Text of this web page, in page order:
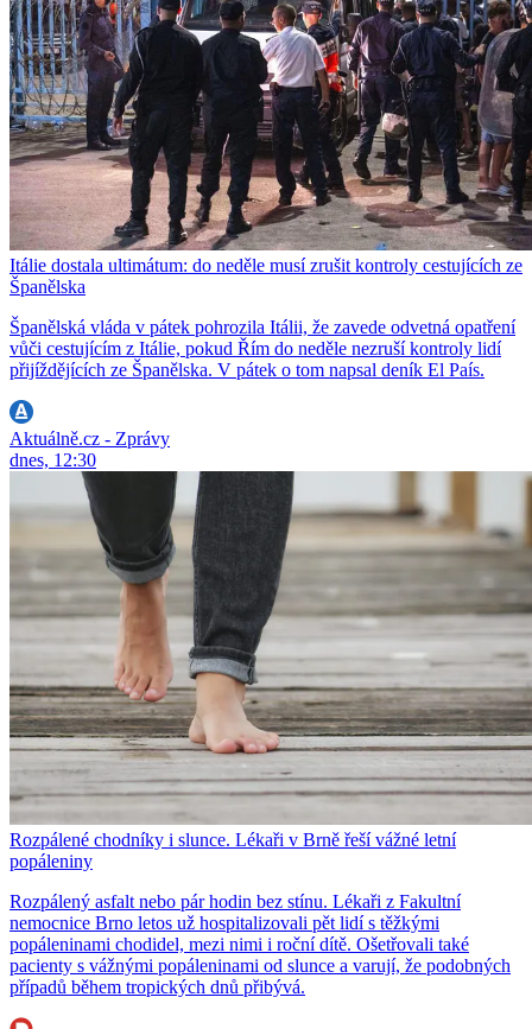
Itálie dostala ultimátum: do neděle musí zrušit kontroly cestujících ze
Španělska
Španělská vláda v pátek pohrozila Itálii, že zavede odvetná opatření
vůči cestujícím z Itálie, pokud Řím do neděle nezruší kontroly lidí
přijíždějících ze Španělska. V pátek o tom napsal deník El País.
Aktuálně.cz - Zprávy
dnes, 12:30
Rozpálené chodníky i slunce. Lékaři v Brně řeší vážné letní
popáleniny
Rozpálený asfalt nebo pár hodin bez stínu. Lékaři z Fakultní
nemocnice Brno letos už hospitalizovali pět lidí s těžkými
popáleninami chodidel, mezi nimi i roční dítě. Ošetřovali také
pacienty s vážnými popáleninami od slunce a varují, že podobných
případů během tropických dnů přibývá.